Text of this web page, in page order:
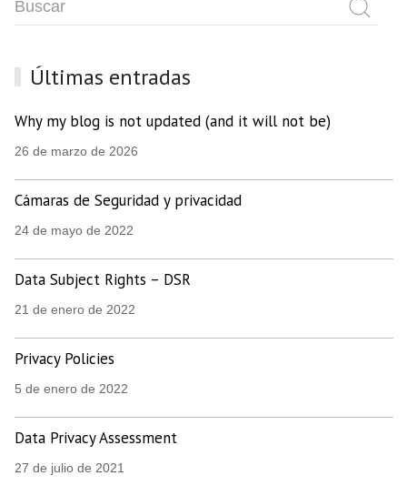
Últimas entradas
Why my blog is not updated (and it will not be)
26 de marzo de 2026
Cámaras de Seguridad y privacidad
24 de mayo de 2022
Data Subject Rights – DSR
21 de enero de 2022
Privacy Policies
5 de enero de 2022
Data Privacy Assessment
27 de julio de 2021